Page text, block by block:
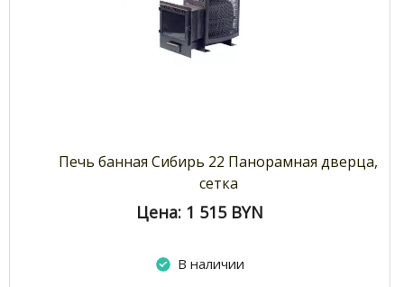
Печь банная Сибирь 22 Панорамная дверца,
сетка
Цена: 1 515 BYN
В наличии